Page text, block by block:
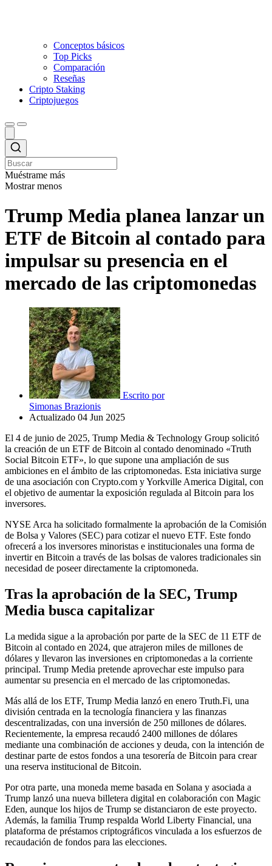
Conceptos básicos
Top Picks
Comparación
Reseñas
Cripto Staking
Criptojuegos
Muéstrame más
Mostrar menos
Trump Media planea lanzar un
ETF de Bitcoin al contado para
impulsar su presencia en el
mercado de las criptomonedas
Escrito por
Simonas Brazionis
Actualizado 04 Jun 2025
El 4 de junio de 2025, Trump Media & Technology Group solicitó
la creación de un ETF de Bitcoin al contado denominado «Truth
Social Bitcoin ETF», lo que supone una ampliación de sus
ambiciones en el ámbito de las criptomonedas. Esta iniciativa surge
de una asociación con Crypto.com y Yorkville America Digital, con
el objetivo de aumentar la exposición regulada al Bitcoin para los
inversores.
NYSE Arca ha solicitado formalmente la aprobación de la Comisión
de Bolsa y Valores (SEC) para cotizar el nuevo ETF. Este fondo
ofrecerá a los inversores minoristas e institucionales una forma de
invertir en Bitcoin a través de las bolsas de valores tradicionales sin
necesidad de poseer directamente la criptomoneda.
Tras la aprobación de la SEC, Trump
Media busca capitalizar
La medida sigue a la aprobación por parte de la SEC de 11 ETF de
Bitcoin al contado en 2024, que atrajeron miles de millones de
dólares y llevaron las inversiones en criptomonedas a la corriente
principal. Trump Media pretende aprovechar este impulso para
aumentar su presencia en el mercado de las criptomonedas.
Más allá de los ETF, Trump Media lanzó en enero Truth.Fi, una
división centrada en la tecnología financiera y las finanzas
descentralizadas, con una inversión de 250 millones de dólares.
Recientemente, la empresa recaudó 2400 millones de dólares
mediante una combinación de acciones y deuda, con la intención de
destinar parte de estos fondos a una tesorería de Bitcoin para crear
una reserva institucional de Bitcoin.
Por otra parte, una moneda meme basada en Solana y asociada a
Trump lanzó una nueva billetera digital en colaboración con Magic
Eden, aunque los hijos de Trump se distanciaron de este proyecto.
Además, la familia Trump respalda World Liberty Financial, una
plataforma de préstamos criptográficos vinculada a los esfuerzos de
recaudación de fondos para las elecciones.